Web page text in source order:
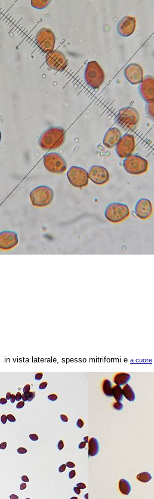
in vista laterale, spesso mitriformi e a cuore